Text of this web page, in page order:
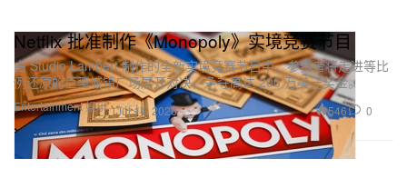
Entertainment 娱乐
Netflix 批准制作《Monopoly》实境竞赛节目
由 Studio Lambert 制作的全新实境竞赛节目中，参赛者将走进等比
例还原的巨型城镇广场展开对决，争夺高达 200 万美元奖金。
Jul 14, 2026 546 0